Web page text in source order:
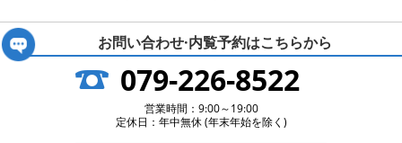
お問い合わせ·内覧予約はこちらから
079-226-8522
営業時間：9:00～19:00
定休日：年中無休 (年末年始を除く)